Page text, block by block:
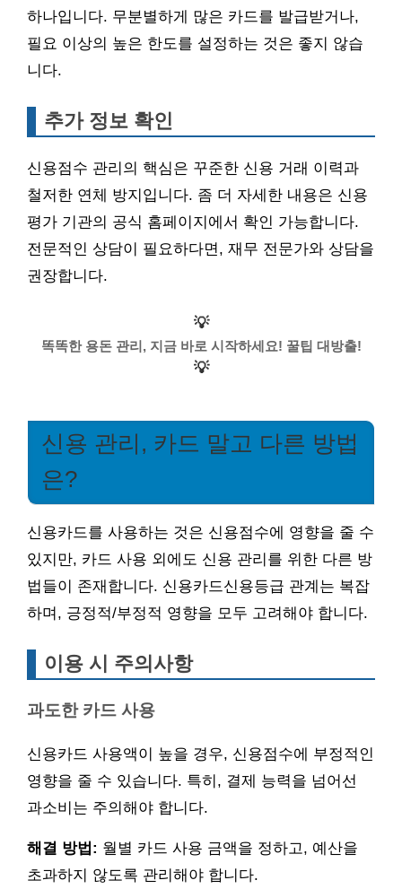
하나입니다. 무분별하게 많은 카드를 발급받거나,
필요 이상의 높은 한도를 설정하는 것은 좋지 않습
니다.
추가 정보 확인
신용점수 관리의 핵심은 꾸준한 신용 거래 이력과
철저한 연체 방지입니다. 좀 더 자세한 내용은 신용
평가 기관의 공식 홈페이지에서 확인 가능합니다.
전문적인 상담이 필요하다면, 재무 전문가와 상담을
권장합니다.
💡
똑똑한 용돈 관리, 지금 바로 시작하세요! 꿀팁 대방출!
💡
신용 관리, 카드 말고 다른 방법
은?
신용카드를 사용하는 것은 신용점수에 영향을 줄 수
있지만, 카드 사용 외에도 신용 관리를 위한 다른 방
법들이 존재합니다. 신용카드신용등급 관계는 복잡
하며, 긍정적/부정적 영향을 모두 고려해야 합니다.
이용 시 주의사항
과도한 카드 사용
신용카드 사용액이 높을 경우, 신용점수에 부정적인
영향을 줄 수 있습니다. 특히, 결제 능력을 넘어선
과소비는 주의해야 합니다.
해결 방법: 월별 카드 사용 금액을 정하고, 예산을
초과하지 않도록 관리해야 합니다.